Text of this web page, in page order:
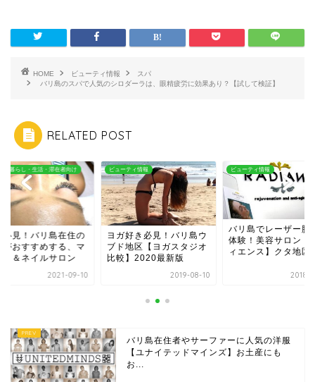
HOME ビューティ情報
スパ
バリ島のスパで人気のシロダーラは、眼精疲労に効果あり？【試して検証】
RELATED POST
ティ情報
好き必見！バリ島ウ
地区【ヨガスタジオ
】2020最新版
2019-08-10
ビューティ情報
バリ島でレーザー脱毛を
体験！美容サロン【ラデ
ィエンス】クタ地区
2018-02-09
バリ島の暮らし・生活・滞在者
女性必見！バリ島在
女性がおすすめする
ツエク＆ネイルサロ
2021-
バリ島在住者やサーファーに人気の洋服
【ユナイテッドマインズ】お土産にも
お...